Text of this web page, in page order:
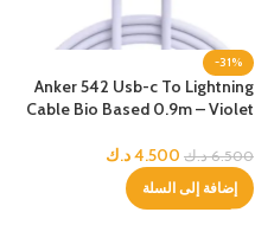
-31%
Anker 542 Usb-c To Lightning
Cable Bio Based 0.9m – Violet
6.500 د.ك 4.500د.ك
إضافة إلى السلة